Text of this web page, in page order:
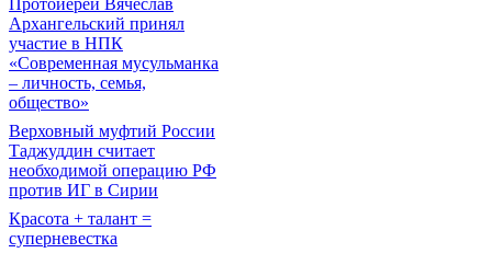
Протоиерей Вячеслав
Архангельский принял
участие в НПК
«Современная мусульманка
– личность, семья,
общество»
Верховный муфтий России
Таджуддин считает
необходимой операцию РФ
против ИГ в Сирии
Красота + талант =
суперневестка